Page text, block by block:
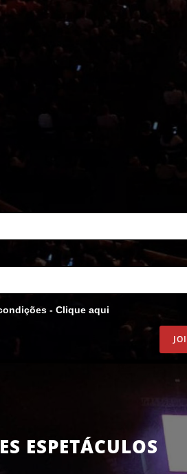
- Clique aqui
ESPETÁCULOS